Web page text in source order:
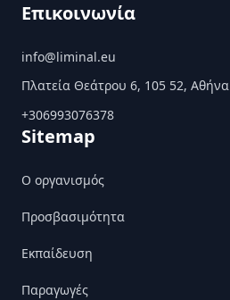
Επικοινωνία
info@liminal.eu
Πλατεία Θεάτρου 6, 105 52, Αθήνα
+306993076378
Sitemap
Ο οργανισμός
Προσβασιμότητα
Εκπαίδευση
Παραγωγές